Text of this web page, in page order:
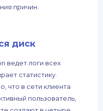
причин.
диск
ведет логи всех
статистику.
что в сети клиента
пользователь,